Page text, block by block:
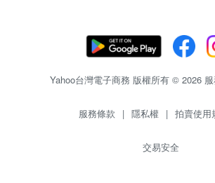
Yahoo台灣電子商務 版權所有 © 2026
服務條款 | 隱私權 | 拍賣使用
交易安全